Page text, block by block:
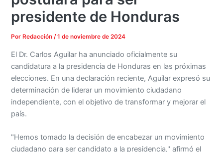
presidente de Honduras
Por Redacción/1 de noviembre de 2024
El Dr. Carlos Aguilar ha anunciado oficialmente su
candidatura a la presidencia de Honduras en las próximas
elecciones. En una declaración reciente, Aguilar expresó su
determinación de liderar un movimiento ciudadano
independiente, con el objetivo de transformar y mejorar el
país.
"Hemos tomado la decisión de encabezar un movimiento
ciudadano para ser candidato a la presidencia," afirmó el